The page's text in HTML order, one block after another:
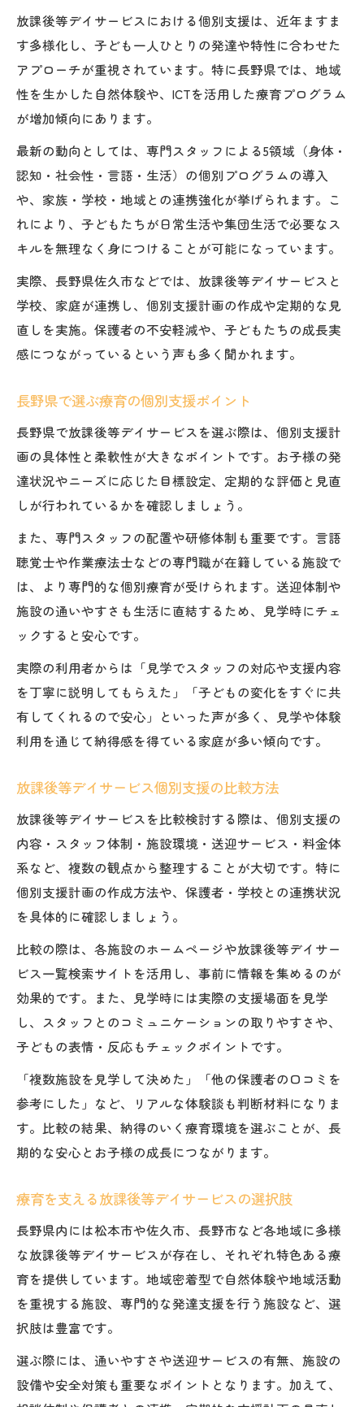
安心して通える個別支援の選び方とは
保護者が重視すべき療育の個別支援要素
放課後等デイサービス個別支援の安全対策
専門スタッフが導く理想の療育環境を探す
放課後等デイサービス個別支援と専門性の
重要性
専門スタッフによる個別支援の魅力
療育現場で求められる専門知識と個別支援
放課後等デイサービス個別支援の相談体制
理想的な療育環境を見極める個別支援の視
点
最新の個別支援を体験できる魅力とは
放課後等デイサービス個別支援の体験内容
最新療育を体感できる個別支援の特徴
体験見学で分かる個別支援の質と雰囲気
放課後等デイサービス個別支援の体験予約
長野県で放課後等デイサービスの選び方ガイド
長野県で注目の個別支援の探し方
個別支援のある施設を選ぶポイント
放課後等デイサービス個別支援の確認方法
放課後等デイサービス個別支援計画作成の
流れ
お子さまに最適な個別支援の見極め方
放課後等デイサービス個別支援計画の相談
ポイント
個別支援計画で重視すべき療育目標
放課後等デイサービス個別支援の柔軟な対
応例
放課後等デイサービスにおける個別支援は、近年ますま
す多様化し、子ども一人ひとりの発達や特性に合わせた
アプローチが重視されています。特に長野県では、地域
性を生かした自然体験や、ICTを活用した療育プログラム
が増加傾向にあります。
最新の動向としては、専門スタッフによる5領域（身体・
認知・社会性・言語・生活）の個別プログラムの導入
や、家族・学校・地域との連携強化が挙げられます。こ
れにより、子どもたちが日常生活や集団生活で必要なス
キルを無理なく身につけることが可能になっています。
実際、長野県佐久市などでは、放課後等デイサービスと
学校、家庭が連携し、個別支援計画の作成や定期的な見
直しを実施。保護者の不安軽減や、子どもたちの成長実
感につながっているという声も多く聞かれます。
長野県で選ぶ療育の個別支援ポイント
長野県で放課後等デイサービスを選ぶ際は、個別支援計
画の具体性と柔軟性が大きなポイントです。お子様の発
達状況やニーズに応じた目標設定、定期的な評価と見直
しが行われているかを確認しましょう。
また、専門スタッフの配置や研修体制も重要です。言語
聴覚士や作業療法士などの専門職が在籍している施設で
は、より専門的な個別療育が受けられます。送迎体制や
施設の通いやすさも生活に直結するため、見学時にチェ
ックすると安心です。
実際の利用者からは「見学でスタッフの対応や支援内容
を丁寧に説明してもらえた」「子どもの変化をすぐに共
有してくれるので安心」といった声が多く、見学や体験
利用を通じて納得感を得ている家庭が多い傾向です。
放課後等デイサービス個別支援の比較方法
放課後等デイサービスを比較検討する際は、個別支援の
内容・スタッフ体制・施設環境・送迎サービス・料金体
系など、複数の観点から整理することが大切です。特に
個別支援計画の作成方法や、保護者・学校との連携状況
を具体的に確認しましょう。
比較の際は、各施設のホームページや放課後等デイサー
ビス一覧検索サイトを活用し、事前に情報を集めるのが
効果的です。また、見学時には実際の支援場面を見学
し、スタッフとのコミュニケーションの取りやすさや、
子どもの表情・反応もチェックポイントです。
「複数施設を見学して決めた」「他の保護者の口コミを
参考にした」など、リアルな体験談も判断材料になりま
す。比較の結果、納得のいく療育環境を選ぶことが、長
期的な安心とお子様の成長につながります。
療育を支える放課後等デイサービスの選択肢
長野県内には松本市や佐久市、長野市など各地域に多様
な放課後等デイサービスが存在し、それぞれ特色ある療
育を提供しています。地域密着型で自然体験や地域活動
を重視する施設、専門的な発達支援を行う施設など、選
択肢は豊富です。
選ぶ際には、通いやすさや送迎サービスの有無、施設の
設備や安全対策も重要なポイントとなります。加えて、